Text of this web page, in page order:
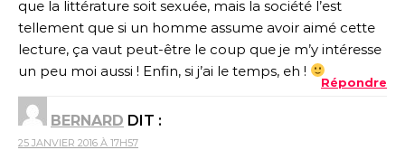
que la littérature soit sexuée, mais la société l’est
tellement que si un homme assume avoir aimé cette
lecture, ça vaut peut-être le coup que je m’y intéresse
un peu moi aussi ! Enfin, si j’ai le temps, eh !
Répondre
BERNARD DIT :
25 JANVIER 2016 À 17H57